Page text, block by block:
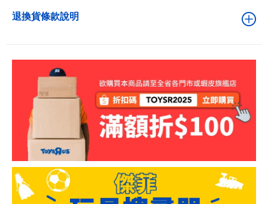
退換貨條款說明